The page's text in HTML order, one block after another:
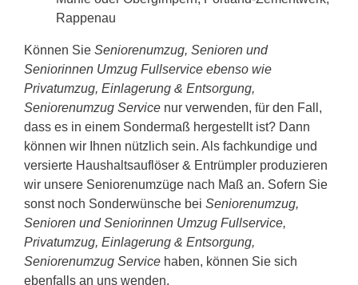
Rappenau
Können Sie Seniorenumzug, Senioren und
Seniorinnen Umzug Fullservice ebenso wie
Privatumzug, Einlagerung & Entsorgung,
Seniorenumzug Service nur verwenden, für den Fall,
dass es in einem Sondermaß hergestellt ist? Dann
können wir Ihnen nützlich sein. Als fachkundige und
versierte Haushaltsauflöser & Entrümpler produzieren
wir unsere Seniorenumzüge nach Maß an. Sofern Sie
sonst noch Sonderwünsche bei Seniorenumzug,
Senioren und Seniorinnen Umzug Fullservice,
Privatumzug, Einlagerung & Entsorgung,
Seniorenumzug Service haben, können Sie sich
ebenfalls an uns wenden.